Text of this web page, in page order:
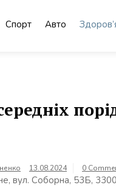
Спорт Авто
13.08.2024 0
вул. Соборна, 53Б,